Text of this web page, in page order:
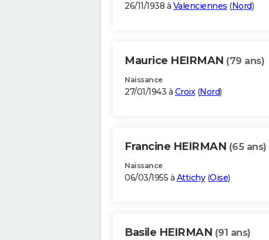
26/11/1938 à Valenciennes (Nord)
Maurice HEIRMAN (79 ans)
Naissance
27/01/1943 à Croix(Nord)
Francine HEIRMAN (65 ans)
Naissance
06/03/1955 à Attichy(Oise)
Basile HEIRMAN (91 ans)